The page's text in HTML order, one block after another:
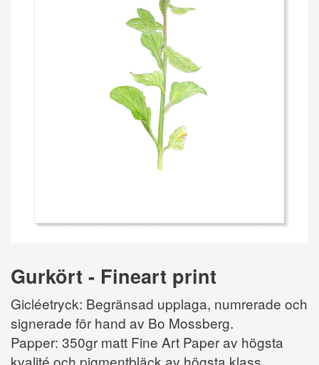
Gurkört - Fineart print
Gicléetryck: Begränsad upplaga, numrerade och
signerade för hand av Bo Mossberg.
Papper: 350gr matt Fine Art Paper av högsta
kvalité och pigmentbläck av högsta klass.